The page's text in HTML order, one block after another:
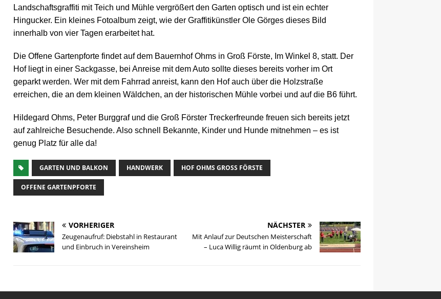
Landschaftsgraffiti mit Teich und Mühle vergrößert den Garten optisch und ist ein echter
Hingucker. Ein kleines Fotoa lbum zeigt, wie der Graffitikünstler Ole Görges dieses Bild
innerhalb von vier Tagen erarbeitet hat.
Die Offene Gartenpforte findet auf dem Bauernhof Ohms in Groß Förste, Im Winkel 8, statt. Der
Hof liegt in einer Sackgasse, bei Anreise mit dem Auto sollte dieses bereits vorher im Ort
geparkt werden. Wer mit dem Fahrrad anreist, kann den Hof auch über die Holzstraße
erreichen, die an dem kleinen Wäldchen, an der historischen Mühle vorbei und auf die B6 führt.
Hildegard Ohms, Peter Burggraf und die Groß Förster Treckerfreunde freuen sich bereits jetzt
auf zahlreiche Besuchende. Also schnell Bekannte, Kinder und Hunde mitnehmen – es ist
genug Platz für alle da!
GARTEN UND BALKON HANDWERK HOF OHMS GROSS FÖRSTE
OFFENE GARTENPFORTE
VORHERIGER
Zeugenaufruf: Diebstahl in Restaurant
und Einbruch in Vereinsheim
NÄCHSTER
Mit Anlauf zur Deutschen Meisterschaft
– Luca Willig räumt in Oldenburg ab